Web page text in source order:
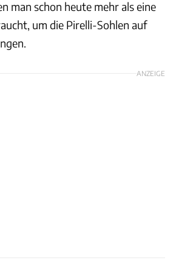
man schon heute mehr als eine
um die Pirelli-Sohlen auf
ANZEIGE